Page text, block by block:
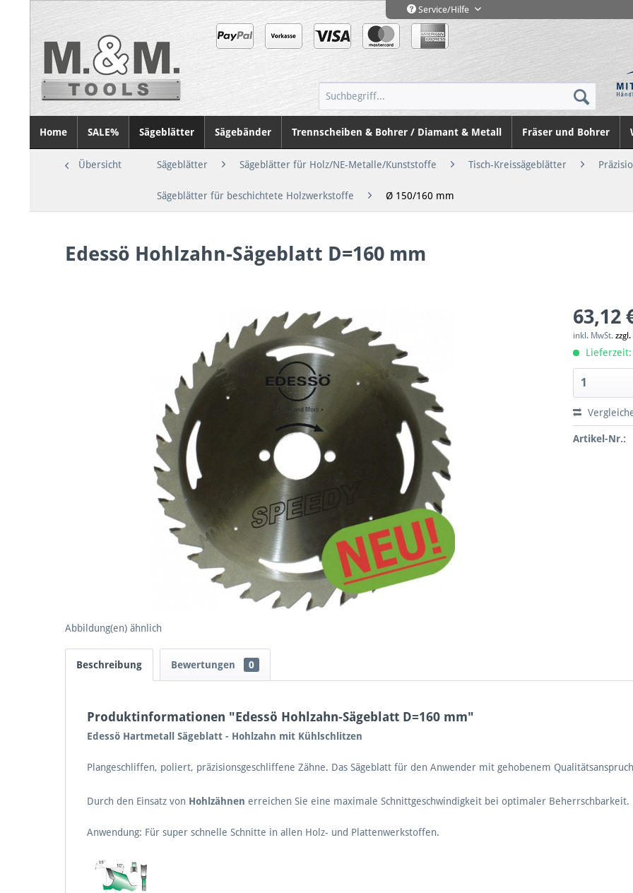
Service/Hilfe
Home SALE% Sägeblätter Sägebänder Trennscheiben & Bohrer / Diamant & Metall Fräser und Bohrer
Übersicht Sägeblätter Sägeblätter für Holz/NE-Metalle/Kunststoffe Tisch-Kreissägeblätter
Sägeblätter für beschichtete Holzwerkstoffe Ø 150/160 mm
Edessö Hohlzahn-Sägeblatt D=160 mm
Abbildung(en) ähnlich
63,12
inkl. MwSt.
Lieferzeit:
Artikel-Nr.:
Beschreibung Bewertungen 0
Produktinformationen "Edessö Hohlzahn-Sägeblatt D=160 mm"
Edessö Hartmetall Sägeblatt - Hohlzahn mit Kühlschlitzen
Plangeschliffen, poliert, präzisionsgeschliffene Zähne. Das Sägeblatt für den Anwender mit gehobenem
Durch den Einsatz von Hohlzähnen erreichen Sie eine maximale Schnittgeschwindigkeit bei optimaler Beherrschbarkeit.
Anwendung: Für super schnelle Schnitte in allen Holz- und Plattenwerkstoffen.